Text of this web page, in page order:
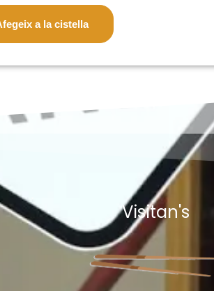
a la cistella
Visitan's